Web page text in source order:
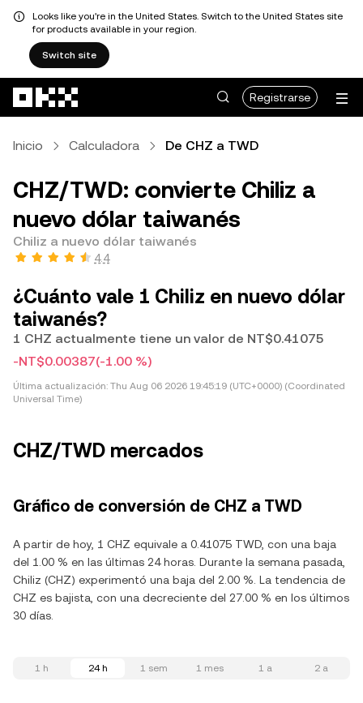
Looks like you're in the United States. Switch to the United States site
for products available in your region.
Switch site
Registrarse
Inicio Calculadora De CHZ a TWD
CHZ/TWD: convierte Chiliz a
nuevo dólar taiwanés
Chiliz a nuevo dólar taiwanés
4.4
¿Cuánto vale 1 Chiliz en nuevo dólar
taiwanés?
1 CHZ actualmente tiene un valor de NT$0.41075
-NT$0.00387(-1.00 %)
Última actualización: Thu Aug 06 2026 19:45:19 (UTC+0000) (Coordinated
Universal Time)
CHZ/TWD mercados
Gráfico de conversión de CHZ a TWD
A partir de hoy, 1 CHZ equivale a 0.41075 TWD, con una baja
del 1.00 % en las últimas 24 horas. Durante la semana pasada,
Chiliz (CHZ) experimentó una baja del 2.00 %. La tendencia de
CHZ es bajista, con una decreciente del 27.00 % en los últimos
30 días.
1 h 24 h 1 sem 1 mes 1 a 2 a